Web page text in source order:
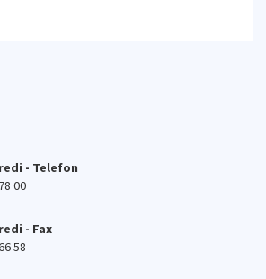
- Telefon
00
- Fax
58